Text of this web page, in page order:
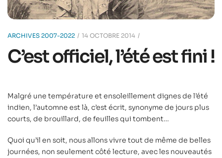
ARCHIVES 2007-2022 14 OCTOBRE 2014
C’est officiel, l’été est fini !
Malgré une température et ensoleillement dignes de l’été
indien, l’automne est là, c’est écrit, synonyme de jours plus
courts, de brouillard, de feuilles qui tombent…
Quoi qu’il en soit, nous allons vivre tout de même de belles
journées, non seulement côté lecture, avec les nouveautés